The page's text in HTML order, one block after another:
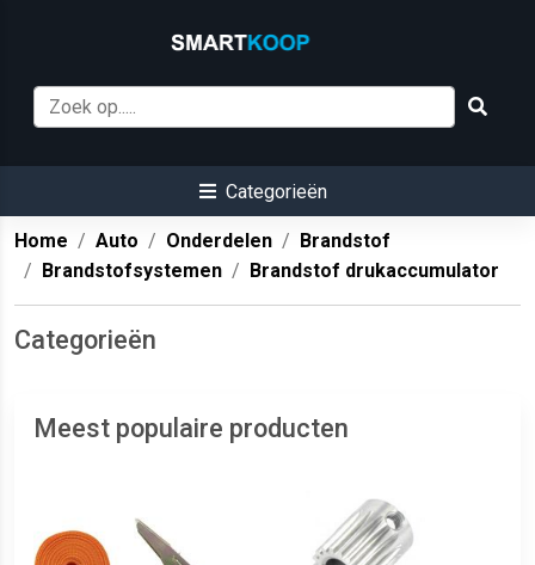
Categorieën
Home Auto Onderdelen
Brandstof
Brandstofsystemen
Brandstof drukaccumulator
Categorieën
Meest populaire producten